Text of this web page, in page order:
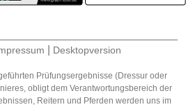
Desktopversion
Prüfungsergebnisse (Dressur oder
obligt dem Verantwortungsbereich der
Reitern und Pferden werden uns im